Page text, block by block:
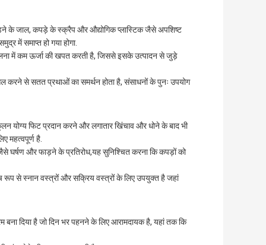
के जाल, कपड़े के स्क्रैप और औद्योगिक प्लास्टिक जैसे अपशिष्ट
में समाप्त हो गया होगा.
में कम ऊर्जा की खपत करती है, जिससे इसके उत्पादन से जुड़े
करने से सतत प्रथाओं का समर्थन होता है, संसाधनों के पुनः उपयोग
योग्य फिट प्रदान करने और लगातार खिंचाव और धोने के बाद भी
महत्वपूर्ण है.
घर्षण और फाड़ने के प्रतिरोध,यह सुनिश्चित करना कि कपड़ों को
रूप से स्नान वस्त्रों और सक्रिय वस्त्रों के लिए उपयुक्त है जहां
दिया है जो दिन भर पहनने के लिए आरामदायक है, यहां तक कि